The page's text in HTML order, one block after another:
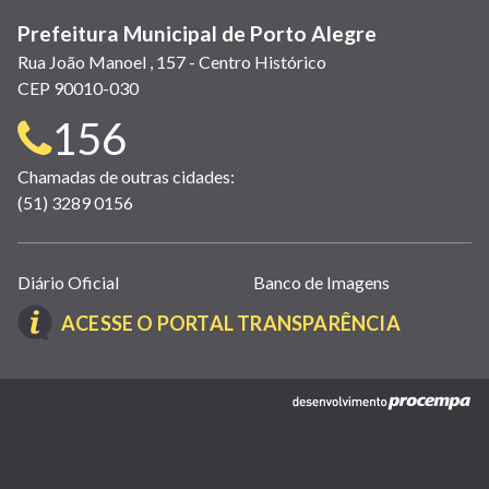
Prefeitura Municipal de Porto Alegre
Rua João Manoel , 157 - Centro Histórico
CEP 90010-030
Telefone
para
contato:
156
Chamadas de outras cidades:
(51) 3289 0156
Links
úteis
(abrem
nova
Diário Oficial Banco de Imagens
ACESSE O PORTAL TRANSPARÊNCIA(LINK
EM
NOVA